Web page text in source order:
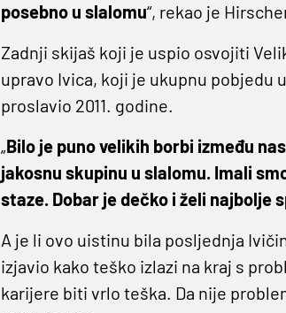
posebno u slalomu“, rekao je
Zadnji skijaš koji je uspio osvojiti
upravo Ivica, koji je ukupnu pobjedu
proslavio 2011. godine.
„Bilo je puno velikih borbi između
jakosnu skupinu u slalomu. Imali
staze. Dobar je dečko i želi najbolje
A je li ovo uistinu bila posljednja
izjavio kako teško izlazi na kraj s
karijere biti vrlo teška. Da nije